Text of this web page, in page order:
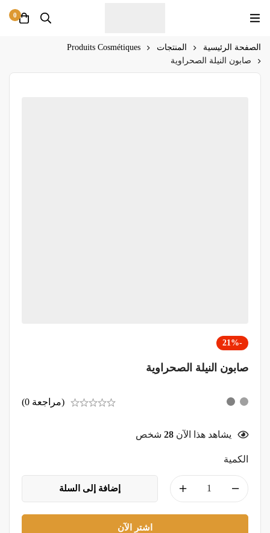
0
الصفحة الرئيسية المنتجات
Produits Cosmétiques
صابون النيلة الصحراوية
-21%
صابون النيلة الصحراوية
(مراجعة 0)
يشاهد هذا الآن 28 شخص
الكمية
إضافة إلى السلة
اشترِ الآن